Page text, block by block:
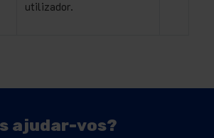
utilizador.
ajudar-vos?